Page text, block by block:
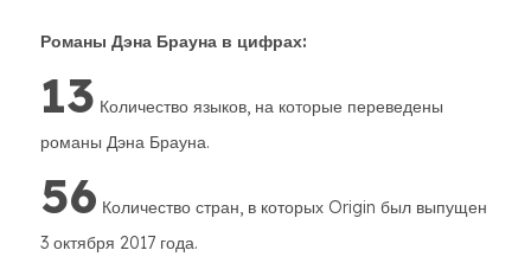
Романы Дэна Брауна в цифрах:
13 Количество языков, на которые переведены
романы Дэна Брауна.
56 Количество стран, в которых Origin был выпущен
3 октября 2017 года.